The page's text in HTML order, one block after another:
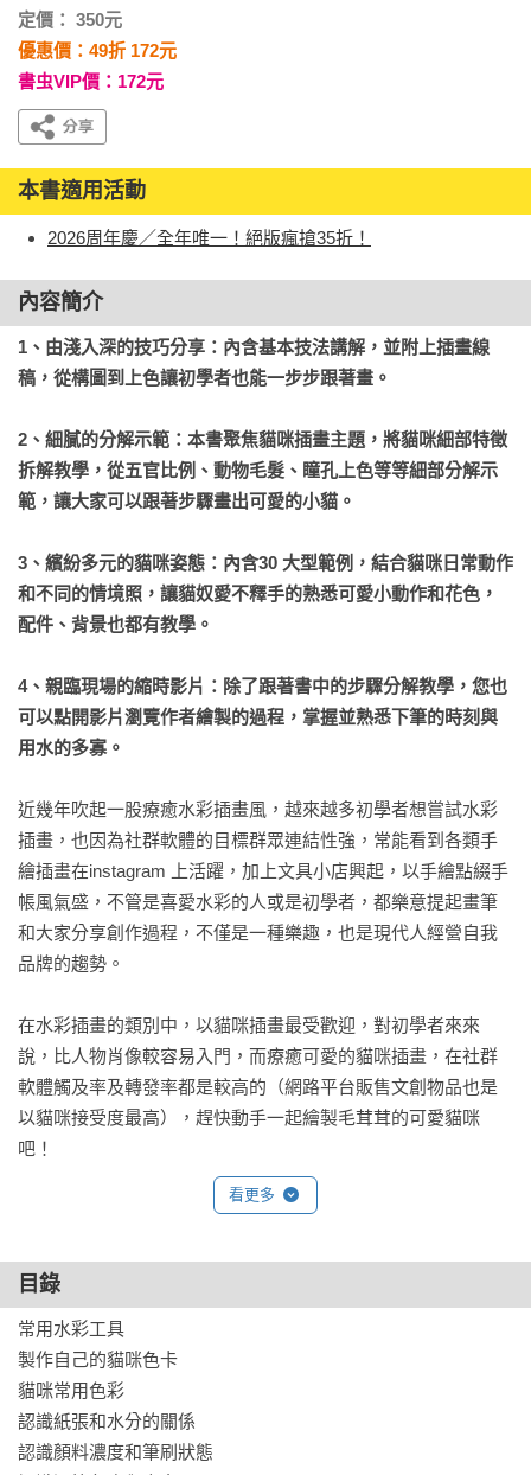
定價： 350元
優惠價：49折 172元
書虫VIP價：172元
本書適用活動
2026周年慶／全年唯一！絕版瘋搶35折！
內容簡介
1、由淺入深的技巧分享：內含基本技法講解，並附上插畫線
稿，從構圖到上色讓初學者也能一步步跟著畫。
2、細膩的分解示範：本書聚焦貓咪插畫主題，將貓咪細部特徵
拆解教學，從五官比例、動物毛髮、瞳孔上色等等細部分解示
範，讓大家可以跟著步驟畫出可愛的小貓。
3、繽紛多元的貓咪姿態：內含30 大型範例，結合貓咪日常動作
和不同的情境照，讓貓奴愛不釋手的熟悉可愛小動作和花色，
配件、背景也都有教學。
4、親臨現場的縮時影片：除了跟著書中的步驟分解教學，您也
可以點開影片瀏覽作者繪製的過程，掌握並熟悉下筆的時刻與
用水的多寡。
近幾年吹起一股療癒水彩插畫風，越來越多初學者想嘗試水彩
插畫，也因為社群軟體的目標群眾連結性強，常能看到各類手
繪插畫在instagram 上活躍，加上文具小店興起，以手繪點綴手
帳風氣盛，不管是喜愛水彩的人或是初學者，都樂意提起畫筆
和大家分享創作過程，不僅是一種樂趣，也是現代人經營自我
品牌的趨勢。
在水彩插畫的類別中，以貓咪插畫最受歡迎，對初學者來來
說，比人物肖像較容易入門，而療癒可愛的貓咪插畫，在社群
軟體觸及率及轉發率都是較高的（網路平台販售文創物品也是
以貓咪接受度最高），趕快動手一起繪製毛茸茸的可愛貓咪
吧！
看更多
目錄
常用水彩工具
製作自己的貓咪色卡
貓咪常用色彩
認識紙張和水分的關係
認識顏料濃度和筆刷狀態